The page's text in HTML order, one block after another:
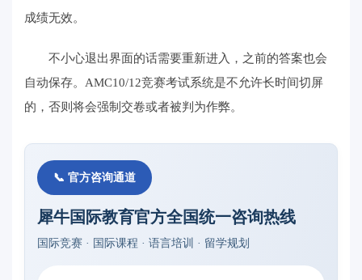
成绩无效。
不小心退出界面的话需要重新进入，之前的答案也会
自动保存。AMC10/12竞赛考试系统是不允许长时间切屏
的，否则将会强制交卷或者被判为作弊。
📞 官方咨询通道
犀牛国际教育官方全国统一咨询热线
国际竞赛 · 国际课程 · 语言培训 · 留学规划